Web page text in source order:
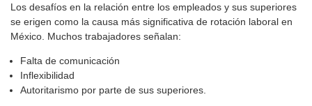
Los desafíos en la relación entre los empleados y sus superiores
se erigen como la causa más significativa de rotación laboral en
México. Muchos trabajadores señalan:
Falta de comunicación
Inflexibilidad
Autoritarismo por parte de sus superiores.